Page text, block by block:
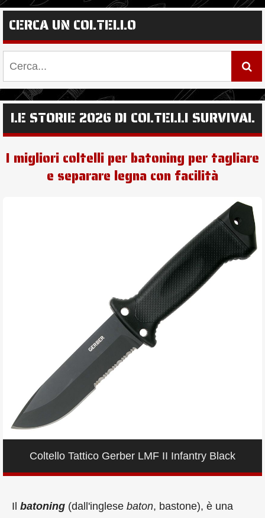
CERCA UN COLTELLO
LE STORIE 2026 DI COLTELLI SURVIVAL
I migliori coltelli per batoning per tagliare
e separare legna con facilità
Coltello Tattico Gerber LMF II Infantry Black
Il batoning (dall'inglese baton, bastone), è una